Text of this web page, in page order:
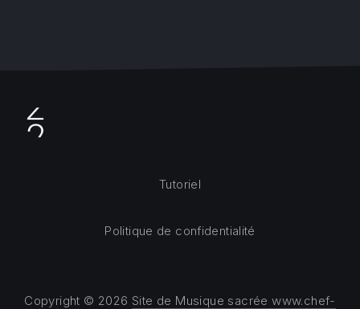
Copyright © 2026 Site de Musique sacrée www.chef-
Tutoriel
Politique de confidentialité